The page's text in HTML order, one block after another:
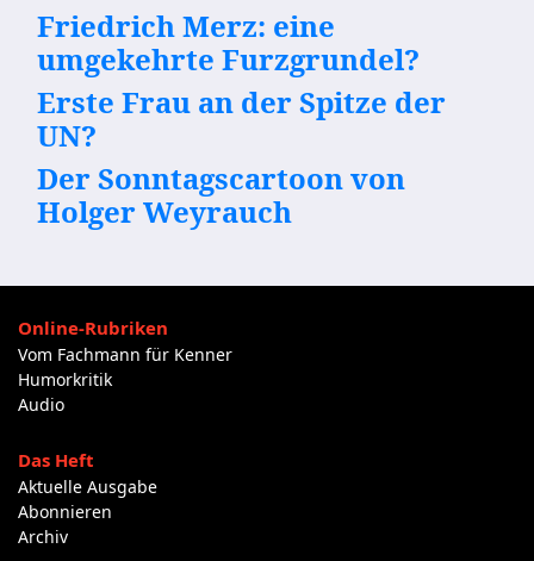
Friedrich Merz: eine
umgekehrte Furzgrundel?
Erste Frau an der Spitze der
UN?
Der Sonntagscartoon von
Holger Weyrauch
Online-Rubriken
Vom Fachmann für Kenner
Humorkritik
Audio
Das Heft
Aktuelle Ausgabe
Abonnieren
Archiv